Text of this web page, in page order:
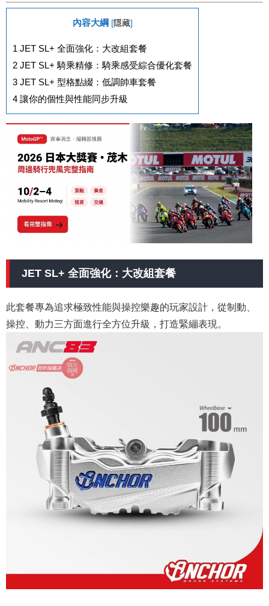
內容大綱 [隱藏]
1 JET SL+ 全面強化：大改組套餐
2 JET SL+ 騎乘精修：騎乘感受綜合優化套餐
3 JET SL+ 型格點綴：低調帥車套餐
4 讓你的個性與性能同步升級
JET SL+ 全面強化：大改組套餐
此套餐專為追求極致性能與操控樂趣的玩家設計，從制動、
操控、動力三方面進行全方位升級，打造緊繃表現。